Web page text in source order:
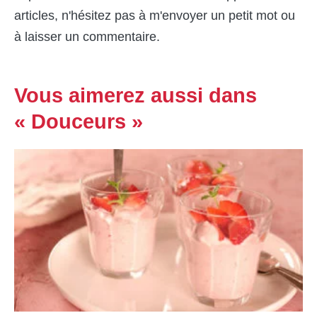
articles, n'hésitez pas à m'envoyer un petit mot ou
à laisser un commentaire.
Vous aimerez aussi dans
« Douceurs »